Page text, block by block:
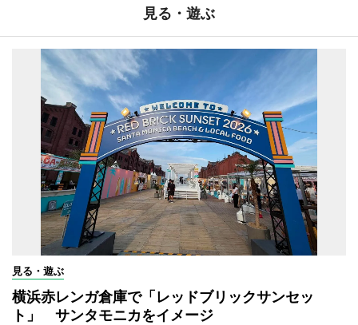
見る・遊ぶ
見る・遊ぶ
横浜赤レンガ倉庫で「レッドブリックサンセッ
ト」 サンタモニカをイメージ